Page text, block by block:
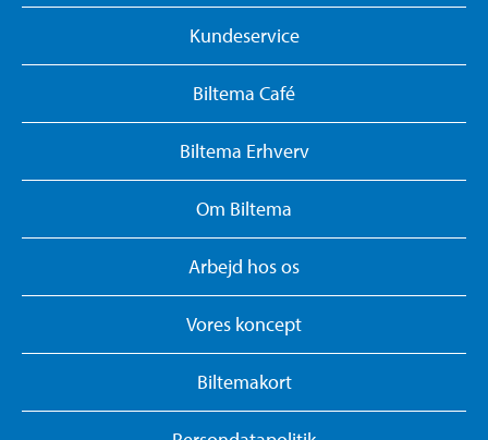
Kundeservice
Biltema Café
Biltema Erhverv
Om Biltema
Arbejd hos os
Vores koncept
Biltemakort